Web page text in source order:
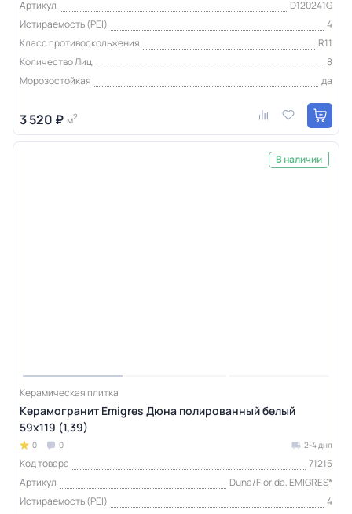
Артикул
D120241G
Истираемость (PEI)
4
Класс противоскольжения
R11
Количество Лиц
8
Морозостойкая
да
3 520 ₽ м2
В наличии
Керамическая плитка
Керамогранит Emigres Дюна полированный белый
59x119 (1,39)
0 0 2-4 дня
Код товара
71215
Артикул
Duna/Florida, EMIGRES*
Истираемость (PEI)
4